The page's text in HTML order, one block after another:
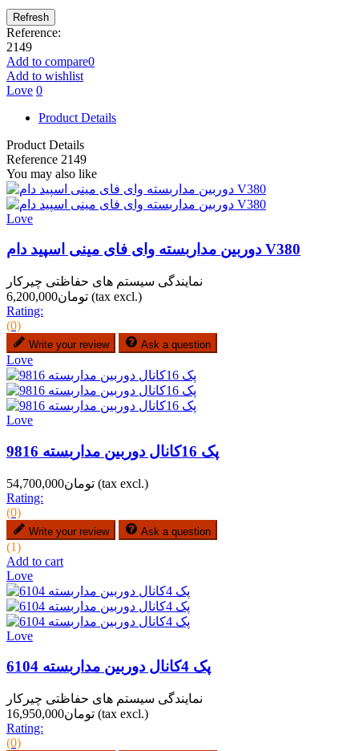
Reference:
2149
Add to compare0
Add to wishlist
Love 0
Product Details
Product Details
Reference 2149
You may also like
Love
دوربین مداربسته وای فای مینی اسپید دام V380
نمایندگی سیستم های حفاظتی چیرکار
تومان6,200,000 (tax excl.)
Rating:
(0)
Write your review Ask a question
Love
Love
پک 16کانال دوربین مداربسته 9816
تومان54,700,000 (tax excl.)
Rating:
(0)
Write your review Ask a question
(1)
Add to cart
Love
Love
پک 4کانال دوربین مداربسته 6104
نمایندگی سیستم های حفاظتی چیرکار
تومان16,950,000 (tax excl.)
Rating:
(0)